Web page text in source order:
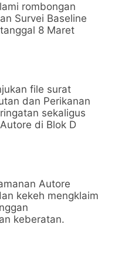
rombongan
Survei Baseline
8 Maret
file surat
dan Perikanan
sekaligus
di Blok D
Autore
kekeh mengklaim
keberatan.